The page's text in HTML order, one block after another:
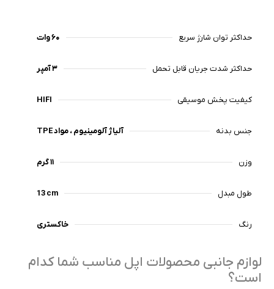
حداکثر توان شارژ سریع ۶۰ وات
حداکثر شدت جریان قابل تحمل ۳ آمپر
کیفیت پخش موسیقی HIFI
جنس بدنه آلیاژ آلومینیوم ، مواد TPE
وزن ۱۱ گرم
طول مبدل 13 cm
رنگ خاکستری
لوازم جانبی محصولات اپل مناسب شما کدام
است؟